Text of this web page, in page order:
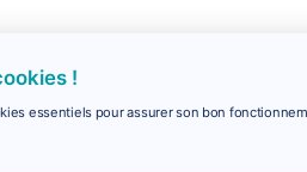
!
essentiels pour assurer son bon